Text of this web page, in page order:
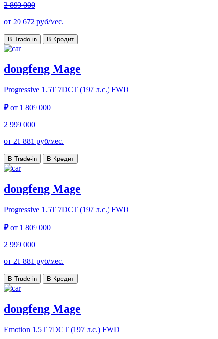
2 899 000
от 20 672 руб/мес.
В Trade-in В Кредит
dongfeng Mage
Progressive 1.5T 7DCT (197 л.с.) FWD
₽от 1 809 000
2 999 000
от 21 881 руб/мес.
В Trade-in В Кредит
dongfeng Mage
Progressive 1.5T 7DCT (197 л.с.) FWD
₽от 1 809 000
2 999 000
от 21 881 руб/мес.
В Trade-in В Кредит
dongfeng Mage
Emotion 1.5T 7DCT (197 л.с.) FWD